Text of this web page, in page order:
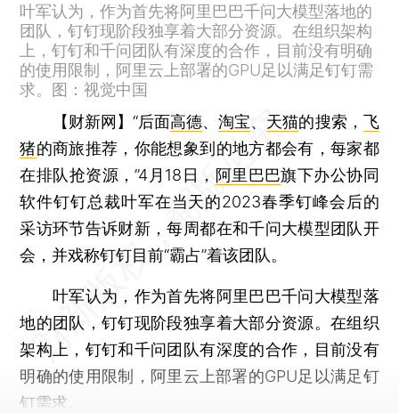
叶军认为，作为首先将阿里巴巴千问大模型落地的
团队，钉钉现阶段独享着大部分资源。在组织架构
上，钉钉和千问团队有深度的合作，目前没有明确
的使用限制，阿里云上部署的GPU足以满足钉钉需
求。图：视觉中国
【财新网】 “后面高德、淘宝、 天猫的搜索， 飞
猪的商旅推荐，你能想象到的地方都会有，每家都
在排队抢资源，”4月18日， 阿里巴巴旗下办公协同
软件钉钉总裁叶军在当天的2023春季钉峰会后的
采访环节告诉财新，每周都在和千问大模型团队开
会，并戏称钉钉目前“霸占”着该团队。
叶军认为，作为首先将阿里巴巴千问大模型落
地的团队，钉钉现阶段独享着大部分资源。在组织
架构上，钉钉和千问团队有深度的合作，目前没有
明确的使用限制，阿里云上部署的GPU足以满足钉
钉需求。